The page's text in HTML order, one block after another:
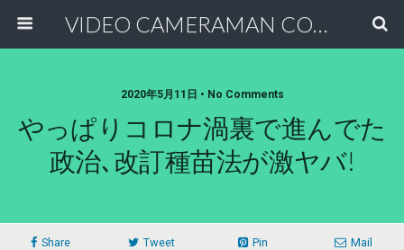
VIDEO CAMERAMAN COMMUNITY
2020年5月11日 • No Comments
やっぱりコロナ渦裏で進んでた
政治､改訂種苗法が激ヤバ!
Share Tweet Pin Mail